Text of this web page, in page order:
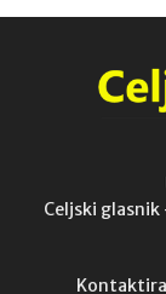
Celjski